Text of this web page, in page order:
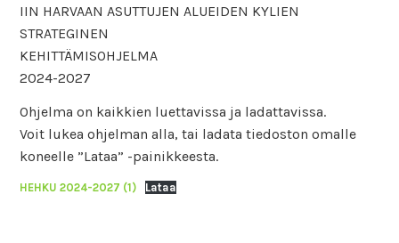
IIN HARVAAN ASUTTUJEN ALUEIDEN KYLIEN
STRATEGINEN
KEHITTÄMISOHJELMA
2024-2027
Ohjelma on kaikkien luettavissa ja ladattavissa.
Voit lukea ohjelman alla, tai ladata tiedoston omalle
koneelle ”Lataa” -painikkeesta.
HEHKU 2024-2027 (1) Lataa